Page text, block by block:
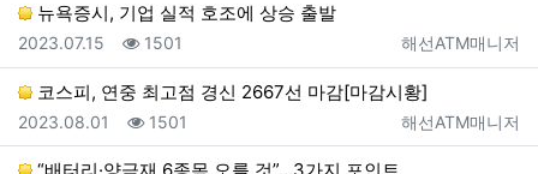
뉴욕증시, 기업 실적 호조에 상승 출발
등록자
해선ATM매니저
등록일
2023.07.15 조회
1501
코스피, 연중 최고점 경신 2667선 마감[마감시황]
등록자
해선ATM매니저
등록일
2023.08.01 조회
1501